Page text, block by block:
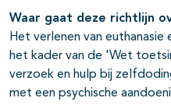
Consultatiefase bij
Uitvoeringsfase bij
Uitgangspunten bij
Waar gaat deze richtlijn
Het verlenen van
het kader van de 'Wet
verzoek en hulp bij
met een psychische